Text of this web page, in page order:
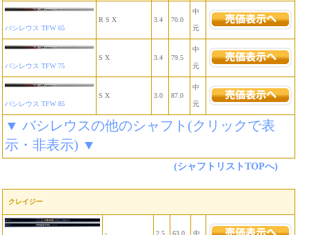
バシレウス TFW 65
R S X 3.4 70.0
中
元
バシレウス TFW 75
S X 3.4 79.5
中
元
バシレウス TFW 85
S X 3.0 87.0
中
元
▼ バシレウスの他のシャフト(クリックで表
示・非表示) ▼
(シャフトリストTOPへ)
クレイジー
- 2.5 63.0 中